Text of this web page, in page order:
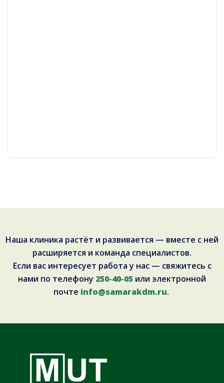
Наша клиника растёт и развивается — вместе с ней
расширяется и команда специалистов.
Если вас интересует работа у нас — свяжитесь с
нами по телефону 250-40-05 или электронной
почте info@samarakdm.ru.